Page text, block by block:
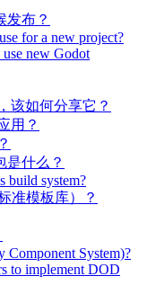
发布？
for a new project?
new Godot
该如何分享它？
用？
是什么？
build system?
准模板库）？
Component System)?
to implement DOD